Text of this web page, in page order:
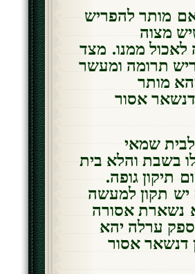
מותר להפריש
מצוה
ממנו. מצד
תרומה ומעשר
מותר
אסור
שמאי
בשבת והלא בית
תיקון גופה.
יש תקון למעשה
נשארת אסורה
ערלה יהא
דנשאר אסור